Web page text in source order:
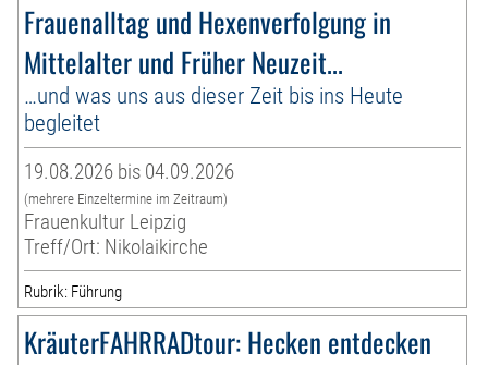
Frauenalltag und Hexenverfolgung in
Mittelalter und Früher Neuzeit...
…und was uns aus dieser Zeit bis ins Heute
begleitet
19.08.2026 bis 04.09.2026
(mehrere Einzeltermine im Zeitraum)
Frauenkultur Leipzig
Treff/Ort: Nikolaikirche
Rubrik: Führung
KräuterFAHRRADtour: Hecken entdecken